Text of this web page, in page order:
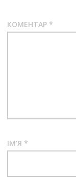
КОМЕНТАР *
ІМ'Я *